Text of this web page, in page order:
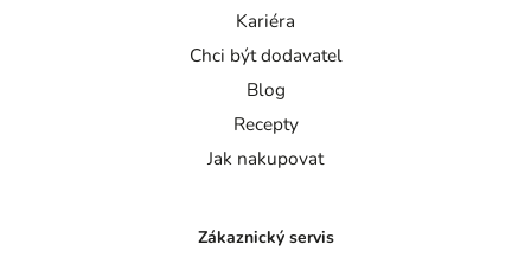
Kariéra
Chci být dodavatel
Blog
Recepty
Jak nakupovat
Zákaznický servis